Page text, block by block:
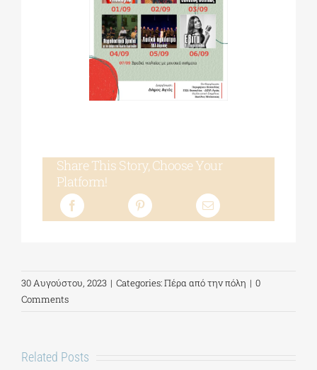
Share This Story, Choose Your
Platform!
30 Αυγούστου, 2023 | Categories:Πέρα από την πόλη | 0
Comments
Related Posts